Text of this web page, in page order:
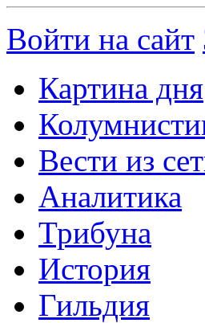
Войти на сайт
Картина дня
Вести из
Аналитика
Трибуна
История
Гильдия